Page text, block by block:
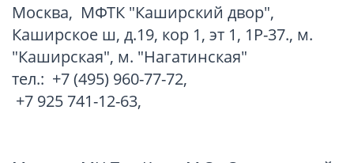
Москва, МФТК "Каширский двор",
Каширское ш, д.19, кор 1, эт 1, 1Р-37., м.
"Каширская", м. "Нагатинская"
тел.: +7 (495) 960-77-72,
+7 925 741-12-63,